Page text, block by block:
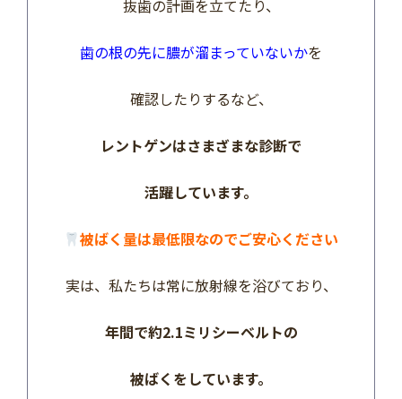
抜歯の計画を立てたり、
歯の根の先に膿が溜まっていないかを
確認したりするなど、
レントゲンはさまざまな診断で
活躍しています。
被ばく量は最低限なのでご安心ください
実は、私たちは常に放射線を浴びており、
年間で約2.1ミリシーベルトの
被ばくをしています。